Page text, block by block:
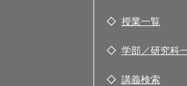
授業一覧
学部／研究科
講義検索